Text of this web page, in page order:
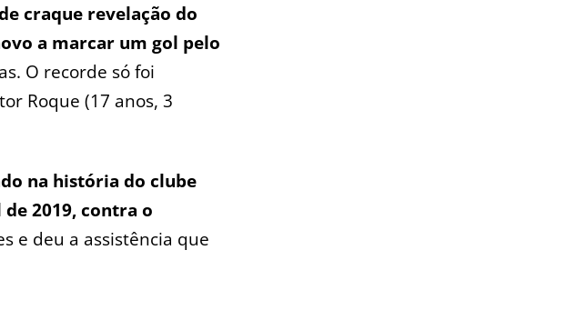
craque revelação do
a marcar um gol pelo
O recorde só foi
Roque (17 anos, 3
na história do clube
2019, contra o
e deu a assistência que